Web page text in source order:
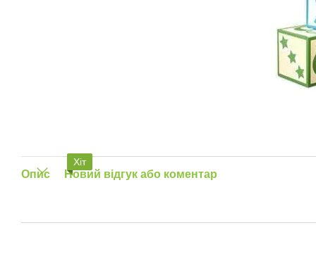
Хіт
Опис Новий відгук або коментар